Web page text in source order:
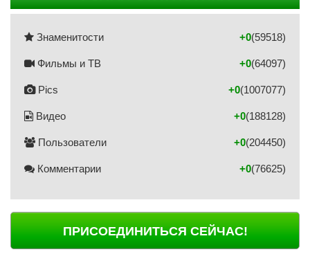
Знаменитости (59518)
+0
Фильмы и ТВ (64097)
+0
Pics (1007077)
+0
Видео (188128)
+0
Пользователи (204450)
+0
Комментарии (76625)
+0
ПРИСОЕДИНИТЬСЯ СЕЙЧАС!